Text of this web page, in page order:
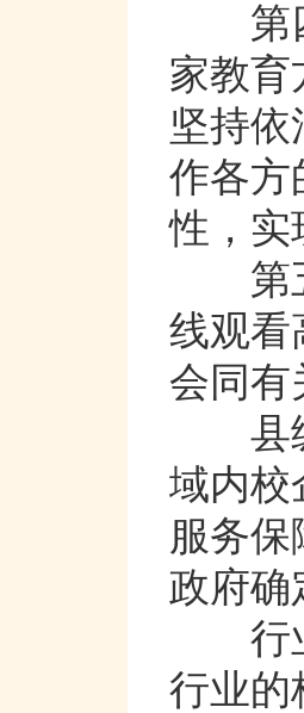
第
家教育
坚持依
作各方
性，
第
线观看
会同有
县级
域内校
服务
政府确
行业
行业的